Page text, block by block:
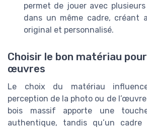
permet de jouer avec
dans un même cadre, créant
original et personnalisé.
Choisir le bon matériau
œuvres
Le choix du matériau
perception de la photo ou de
bois massif apporte une
authentique, tandis qu’un